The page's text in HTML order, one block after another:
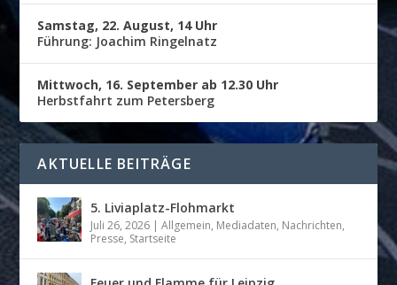
Samstag, 22. August, 14 Uhr
Führung: Joachim Ringelnatz
Mittwoch, 16. September ab 12.30 Uhr
Herbstfahrt zum Petersberg
AKTUELLE BEITRÄGE
5. Liviaplatz-Flohmarkt
Juli 26, 2026 |Allgemein, Mediadaten, Nachrichten,
Presse, Startseite